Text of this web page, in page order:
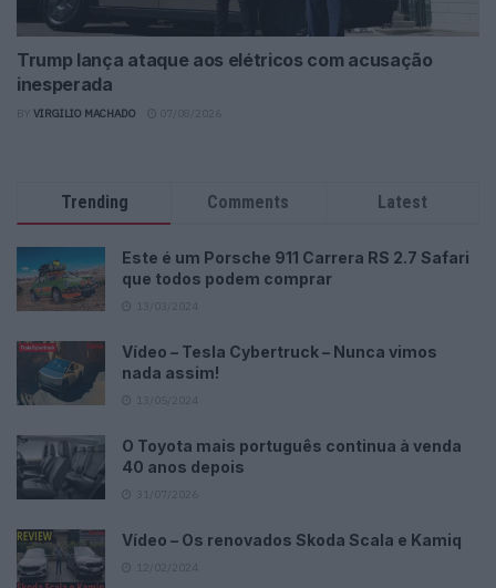
Trump lança ataque aos elétricos com acusação
inesperada
VIRGILIO MACHADO
Trending Comments Latest
Este é um Porsche 911 Carrera RS 2.7 Safari
que todos podem comprar
Vídeo – Tesla Cybertruck – Nunca vimos
nada assim!
O Toyota mais português continua à venda
40 anos depois
Vídeo – Os renovados Skoda Scala e Kamiq